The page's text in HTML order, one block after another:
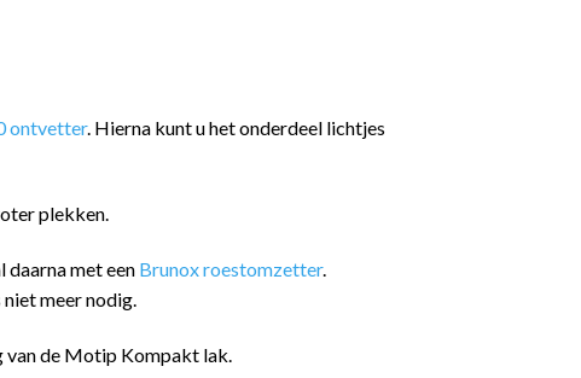
ontvetter. Hierna kunt u het onderdeel lichtjes
plekken.
daarna met een Brunox roestomzetter.
meer nodig.
van de Motip Kompakt lak.